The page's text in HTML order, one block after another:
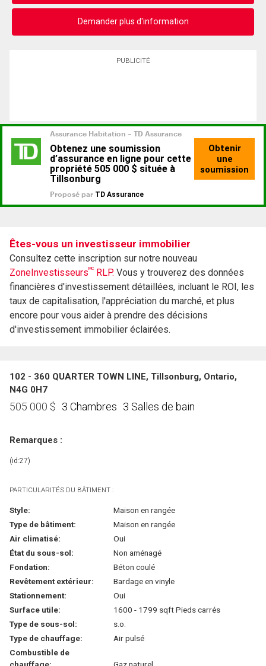
Demander plus d'information
PUBLICITÉ
Êtes-vous un investisseur immobilier
Consultez cette inscription sur notre nouveau
ZoneInvestisseursMC RLP. Vous y trouverez des données
financières d'investissement détaillées, incluant le ROI, les
taux de capitalisation, l'appréciation du marché, et plus
encore pour vous aider à prendre des décisions
d'investissement immobilier éclairées.
102 - 360 QUARTER TOWN LINE, Tillsonburg, Ontario,
N4G 0H7
505 000 $ 3 Chambres 3 Salles de bain
Remarques :
(id:27)
PARTICULARITÉS DU BÂTIMENT :
Style:
Maison en rangée
Type de bâtiment:
Maison en rangée
Air climatisé:
Oui
État du sous-sol:
Non aménagé
Fondation:
Béton coulé
Revêtement extérieur:
Bardage en vinyle
Stationnement:
Oui
Surface utile:
1600 - 1799 sqft Pieds carrés
Type de sous-sol:
s.o.
Type de chauffage:
Air pulsé
Combustible de